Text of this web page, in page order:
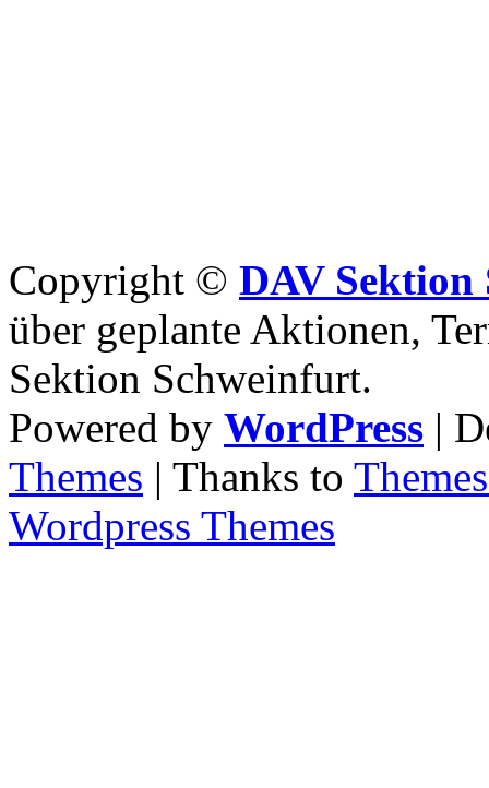
Copyright © DAV
über geplante Aktionen,
Sektion Schweinfurt.
Powered by WordPress |
Themes | Thanks to
Wordpress Themes